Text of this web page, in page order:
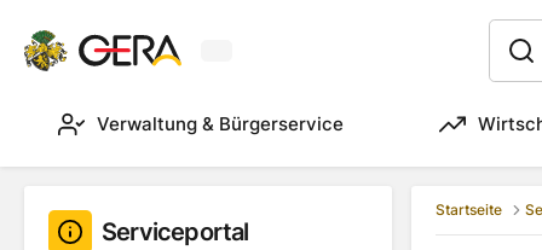
Verwaltung & Bürgerservice
Serviceportal
Startseite